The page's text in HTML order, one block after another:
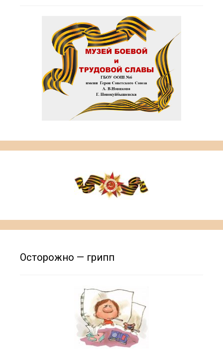
Осторожно — грипп